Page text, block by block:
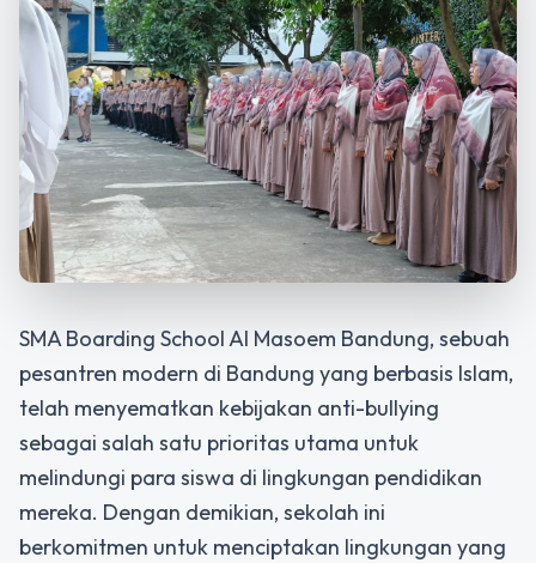
SMA Boarding School Al Masoem Bandung, sebuah
pesantren modern di Bandung yang berbasis Islam,
telah menyematkan kebijakan anti-bullying
sebagai salah satu prioritas utama untuk
melindungi para siswa di lingkungan pendidikan
mereka. Dengan demikian, sekolah ini
berkomitmen untuk menciptakan lingkungan yang